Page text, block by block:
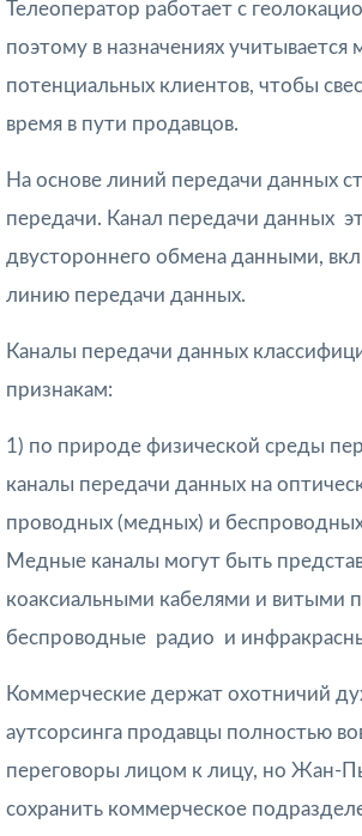
Телеоператор работает с
поэтому в назначениях
потенциальных клиентов, чтобы
время в пути продавцов.
На основе линий передачи данных
передачи. Канал передачи данных 
двустороннего обмена данными,
линию передачи данных.
Каналы передачи данных
признакам:
1) по природе физической среды
каналы передачи данных на
проводных (медных) и беспроводных
Медные каналы могут быть
коаксиальными кабелями и витыми
беспроводные  радио  и
Коммерческие держат охотничий
аутсорсинга продавцы полностью
переговоры лицом к лицу, но Жан-
сохранить коммерческое